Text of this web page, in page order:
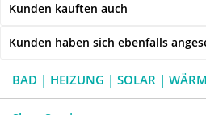
Kunden kauften auch
Kunden haben sich ebenfalls
BAD | HEIZUNG | SOLAR |